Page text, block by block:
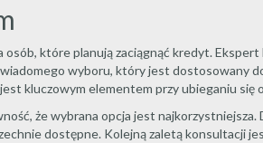
które planują zaciągnąć kredyt.
wyboru, który jest dostosowany
kluczowym elementem przy ubieganiu się
że wybrana opcja jest najkorzystniejsza.
dostępne. Kolejną zaletą konsultacji